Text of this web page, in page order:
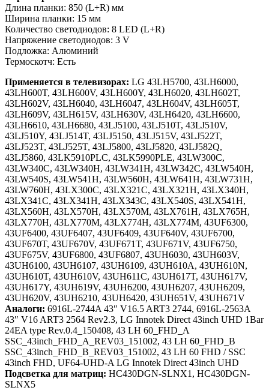
Длина планки: 850 (L+R) мм
Ширина планки: 15 мм
Количество светодиодов: 8 LED (L+R)
Напряжение светодиодов: 3 V
Подложка: Алюминий
Термоскотч: Есть
Применяется в телевизорах: LG 43LH5700, 43LH6000,
43LH600T, 43LH600V, 43LH600Y, 43LH6020, 43LH602T,
43LH602V, 43LH6040, 43LH6047, 43LH604V, 43LH605T,
43LH609V, 43LH615V, 43LH630V, 43LH6420, 43LH6600,
43LH6610, 43LH6680, 43LJ5100, 43LJ510T, 43LJ510V,
43LJ510Y, 43LJ514T, 43LJ5150, 43LJ515V, 43LJ522T,
43LJ523T, 43LJ525T, 43LJ5800, 43LJ5820, 43LJ582Q,
43LJ5860, 43LK5910PLC, 43LK5990PLE, 43LW300C,
43LW340C, 43LW340H, 43LW341H, 43LW342C, 43LW540H,
43LW540S, 43LW541H, 43LW560H, 43LW641H, 43LW731H,
43LW760H, 43LX300C, 43LX321C, 43LX321H, 43LX340H,
43LX341C, 43LX341H, 43LX343C, 43LX540S, 43LX541H,
43LX560H, 43LX570H, 43LX570M, 43LX761H, 43LX765H,
43LX770H, 43LX770M, 43LX774H, 43LX774M, 43UF6300,
43UF6400, 43UF6407, 43UF6409, 43UF640V, 43UF6700,
43UF670T, 43UF670V, 43UF671T, 43UF671V, 43UF6750,
43UF675V, 43UF6800, 43UF6807, 43UH6030, 43UH603V,
43UH6100, 43UH6107, 43UH6109, 43UH610A, 43UH610N,
43UH610T, 43UH610V, 43UH611C, 43UH617T, 43UH617V,
43UH617Y, 43UH619V, 43UH6200, 43UH6207, 43UH6209,
43UH620V, 43UH6210, 43UH6420, 43UH651V, 43UH671V
Аналоги: 6916L-2744A 43″ V16.5 ART3 2744, 6916L-2563A
43″ V16 ART3 2564 Rev2.3, LG Innotek Direct 43inch UHD 1Bar
24EA type Rev.0.4_150408, 43 LH 60_FHD_A
SSC_43inch_FHD_A_REV03_151002, 43 LH 60_FHD_B
SSC_43inch_FHD_B_REV03_151002, 43 LH 60 FHD / SSC
43inch FHD, UF64-UHD-A LG Innotek Direct 43inch UHD
Подсветка для матриц: HC430DGN-SLNX1, HC430DGN-
SLNX5